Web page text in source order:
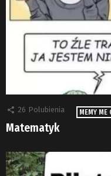
26 Polubienia MEMY ME
Matematyk